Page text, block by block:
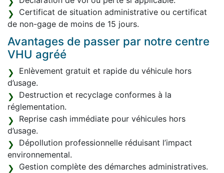
Certificat de situation administrative ou certificat
de non-gage de moins de 15 jours.
Avantages de passer par notre centre
VHU agréé
Enlèvement gratuit et rapide du véhicule hors
d’usage.
Destruction et recyclage conformes à la
réglementation.
Reprise cash immédiate pour véhicules hors
d’usage.
Dépollution professionnelle réduisant l’impact
environnemental.
Gestion complète des démarches administratives.